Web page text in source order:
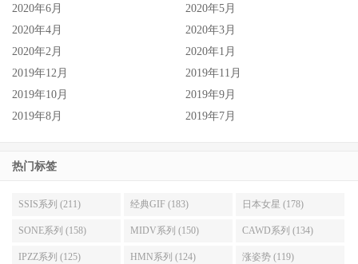
2020年6月
2020年5月
2020年4月
2020年3月
2020年2月
2020年1月
2019年12月
2019年11月
2019年10月
2019年9月
2019年8月
2019年7月
热门标签
SSIS系列 (211) 经典GIF (183) 日本女星 (178)
SONE系列 (158) MIDV系列 (150) CAWD系列 (134)
IPZZ系列 (125) HMN系列 (124) 涨姿势 (119)